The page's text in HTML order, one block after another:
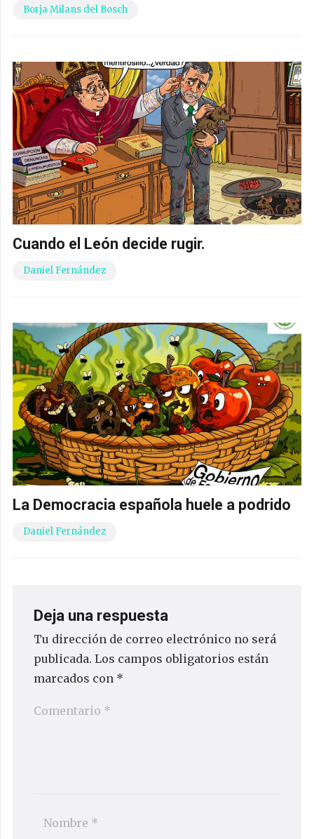
Borja Milans del Bosch
Cuando el León decide rugir.
Daniel Fernández
La Democracia española huele a podrido
Daniel Fernández
Deja una respuesta
Tu dirección de correo electrónico no será
publicada. Los campos obligatorios están
marcados con *